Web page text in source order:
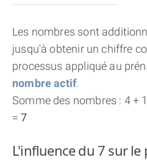
Les nombres sont
jusqu'à obtenir un chiffre
processus appliqué au
nombre actif.
Somme des nombres : 4 +
=7
L'influence du 7 sur